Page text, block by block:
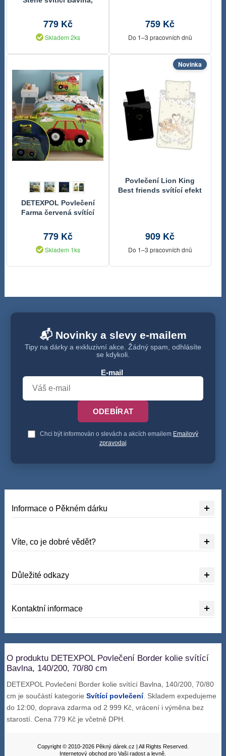
779 Kč
Skladem 2ks
759 Kč
Do 1–3 pracovních dnů
DETEXPOL Povlečení
Farma červená svítící
cm
779 Kč
Skladem 1ks
Povlečení Lion King
Best friends svítící efekt
Novinka
909 Kč
Do 1–3 pracovních dnů
📬 Novinky a slevy e-mailem
Tipy na dárky a exkluzivní akce. Žádný spam, odhlásíte
se kdykoli.
E-mail
ODEBÍRAT
Chci být informován o slevách a akcích emailem Emailový
zpravodaj
Informace o Pěkném dárku
Víte, co je dobré vědět?
Důležité odkazy
Kontaktní informace
O produktu DETEXPOL Povlečení Border kolie svítící
Bavlna, 140/200, 70/80 cm
DETEXPOL Povlečení Border kolie svítící Bavlna, 140/200, 70/80
cm je součástí kategorieSvítící povlečení. Skladem expedujeme
do 12:00, doprava zdarma od 2 999 Kč, vrácení i výměna bez
starostí. Cena 779 Kč je včetně DPH.
Copyright © 2010-2026 Pěkný dárek.cz | All Rights Reserved.
Internetový obchod pro Vaši radost a levně.